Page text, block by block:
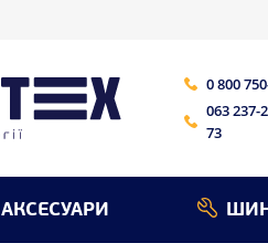
0 800
063 237-
73
АКСЕСУАРИ